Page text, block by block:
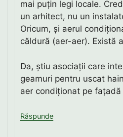
mai puțin legi locale.
un arhitect, nu un
Oricum, și aerul
căldură (aer-aer). Există
Da, știu asociații care
geamuri pentru uscat
aer condiționat pe fațadă
Răspunde